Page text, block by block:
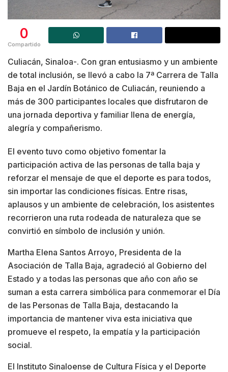
0
Compartido
Culiacán, Sinaloa-. Con gran entusiasmo y un ambiente
de total inclusión, se llevó a cabo la 7ª Carrera de Talla
Baja en el Jardín Botánico de Culiacán, reuniendo a
más de 300 participantes locales que disfrutaron de
una jornada deportiva y familiar llena de energía,
alegría y compañerismo.
El evento tuvo como objetivo fomentar la
participación activa de las personas de talla baja y
reforzar el mensaje de que el deporte es para todos,
sin importar las condiciones físicas. Entre risas,
aplausos y un ambiente de celebración, los asistentes
recorrieron una ruta rodeada de naturaleza que se
convirtió en símbolo de inclusión y unión.
Martha Elena Santos Arroyo, Presidenta de la
Asociación de Talla Baja, agradeció al Gobierno del
Estado y a todas las personas que año con año se
suman a esta carrera simbólica para conmemorar el Día
de las Personas de Talla Baja, destacando la
importancia de mantener viva esta iniciativa que
promueve el respeto, la empatía y la participación
social.
El Instituto Sinaloense de Cultura Física y el Deporte